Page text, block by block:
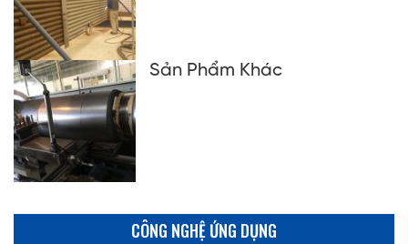
Sản Phẩm Khác
CÔNG NGHỆ ỨNG DỤNG